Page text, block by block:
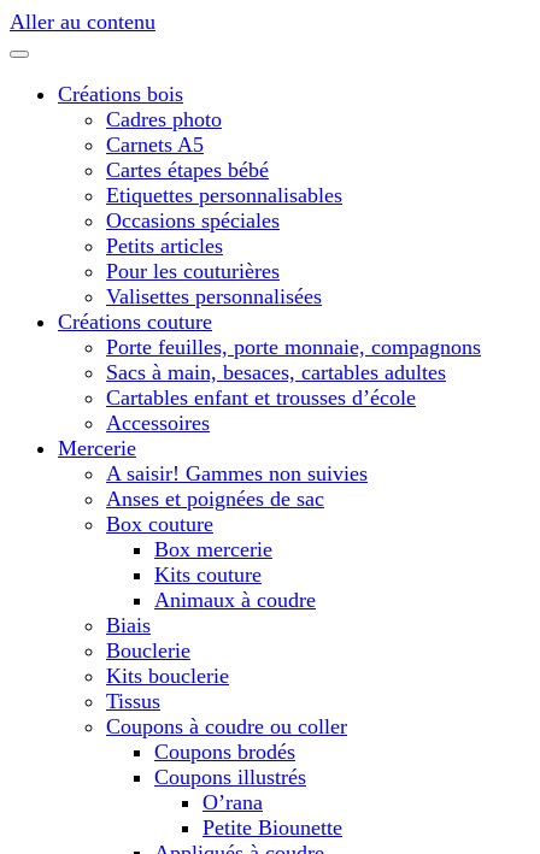
Aller au contenu
Créations bois
Cadres photo
Carnets A5
Cartes étapes bébé
Etiquettes personnalisables
Occasions spéciales
Petits articles
Pour les couturières
Valisettes personnalisées
Créations couture
Porte feuilles, porte monnaie, compagnons
Sacs à main, besaces, cartables adultes
Cartables enfant et trousses d’école
Accessoires
Mercerie
A saisir! Gammes non suivies
Anses et poignées de sac
Box couture
Box mercerie
Kits couture
Animaux à coudre
Biais
Bouclerie
Kits bouclerie
Tissus
Coupons à coudre ou coller
Coupons brodés
Coupons illustrés
O’rana
Petite Biounette